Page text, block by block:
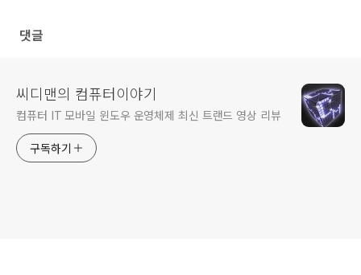
댓글
씨디맨의 컴퓨터이야기
컴퓨터 IT 모바일 윈도우 운영체제 최신 트랜드 영상 리뷰
구독하기